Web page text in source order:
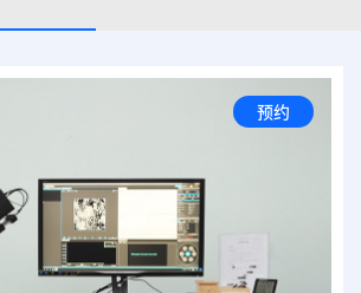
预约